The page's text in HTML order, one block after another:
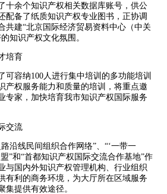
十余个知识产权相关数据库账号，供公
配备了纸质知识产权专业图书，正协调
共建“北京国际经济贸易资料中心（中关
知识产权文化氛围。
培育
可容纳100人进行集中培训的多功能培训
产权服务能力和质量的培训，将重点邀
专家，加快培育我市知识产权国际服务
交流
沿线民间组织合作网络”、“‘一带一
”和“首都知识产权国际交流合作基地”作
与国内外知识产权管理机构、行业组织
有利的商务环境，为大厅所在区域服务
集提供有效途径。